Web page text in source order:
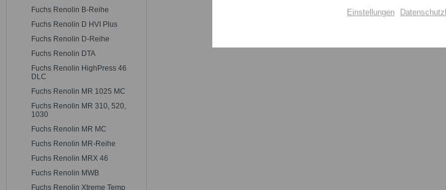
Fuchs Renolin B-Reihe
Fuchs Renolin D HVI Plus
Fuchs Renolin D-Reihe
Fuchs Renolin DTA
Fuchs Renolin HighPress 46
DLC
Fuchs Renolin MR 1025 MC
Fuchs Renolin MR 310, 520,
1030
Fuchs Renolin MR MC
Fuchs Renolin MR-Reihe
Fuchs Renolin MRX 46
Fuchs Renolin MWB
Fuchs Renolin Xtreme Temp
Einstellungen